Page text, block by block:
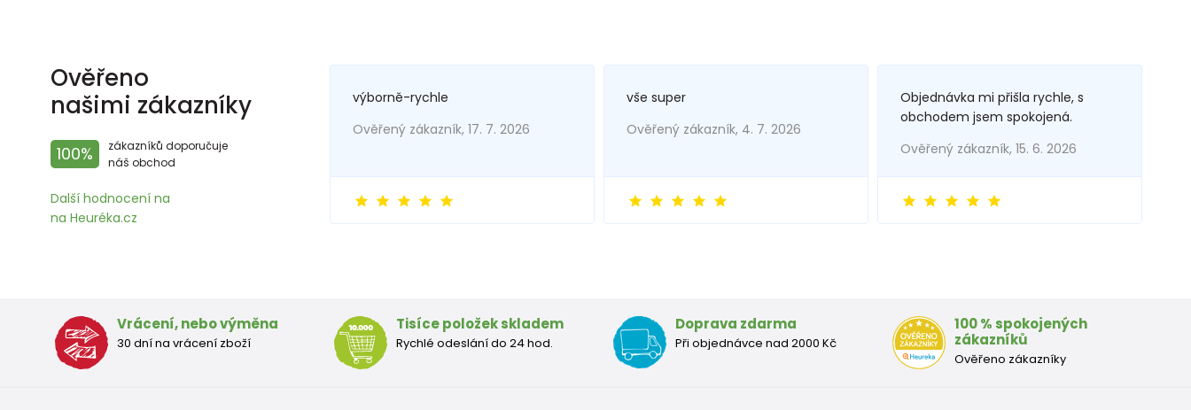
Ověřeno
našimi zákazníky
100%
zákazníků doporučuje
náš obchod
Další hodnocení na
na Heuréka.cz
výborně-rychle
Ověřený zákazník, 17. 7. 2026
vše super
Ověřený zákazník, 4. 7. 2026
Objednávka mi přišla rychle, s
obchodem jsem spokojená.
Ověřený zákazník, 15. 6. 2026
Vrácení, nebo výměna
30 dní na vrácení zboží
Tisíce položek skladem
Rychlé odeslání do 24 hod.
Doprava zdarma
Při objednávce nad 2000 Kč
100 % spokojených
zákazníků
Ověřeno zákazníky